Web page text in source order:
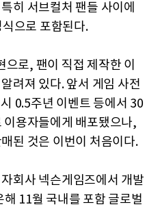
히 서브컬처 팬들 사이에
으로 포함된다.
로, 팬이 직접 제작한 이
려져 있다. 앞서 게임 사전
0.5주년 이벤트 등에서 30
이용자들에게 배포됐으나,
된 것은 이번이 처음이다.
회사 넥슨게임즈에서 개발
11월 국내를 포함 글로벌